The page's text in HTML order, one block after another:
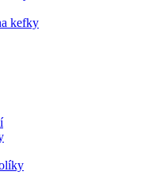
kefky